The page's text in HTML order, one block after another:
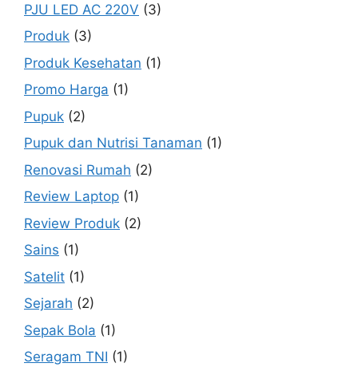
PJU LED AC 220V (3)
Produk (3)
Produk Kesehatan (1)
Promo Harga (1)
Pupuk (2)
Pupuk dan Nutrisi Tanaman (1)
Renovasi Rumah (2)
Review Laptop (1)
Review Produk (2)
Sains (1)
Satelit (1)
Sejarah (2)
Sepak Bola (1)
Seragam TNI (1)